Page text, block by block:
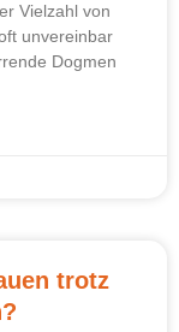
Vielzahl von
unvereinbar
Dogmen
trotz